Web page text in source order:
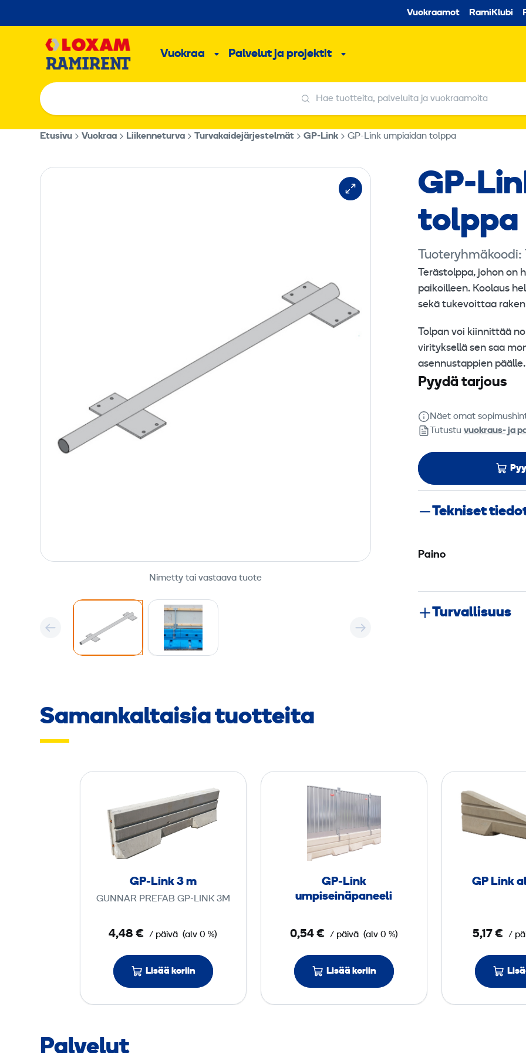
sisältöön
Vuokraamot RamiKlubi
Vuokraa Alavalikko
Palvelut ja projektit Alavalikko
Hae tuotteita, palveluita ja vuokraamoita
Hae tuotteita, palveluita ja vuokraamoita
Etusivu Vuokraa Liikenneturva Turvakaidejärjestelmät GP-Link GP-Link umpiaidan tolppa
Nimetty tai vastaava tuote
GP-
tolppa
Terästolppa, johon on
paikoilleen. Koolaus
sekä tukevoittaa
Tolpan voi kiinnittää
virityksellä sen saa
asennustappien päälle.
Pyydä tarjous
Näet omat
Tutustu vuokraus- ja
Tekniset
Paino
Turvallisuus
Samankaltaisia tuotteita
P
-
L
GP-Link 3 m
GUNNAR PREFAB GP-LINK 3M
4,48 € / päivä (alv 0 %)
Lisää koriin
P
L
i
k
u
i
s
e
i
GP-Link
umpiseinäpaneeli
0,54 € / päivä (alv 0 %)
Lisää koriin
i
l
GP Link
5,17 € /
Palvelut